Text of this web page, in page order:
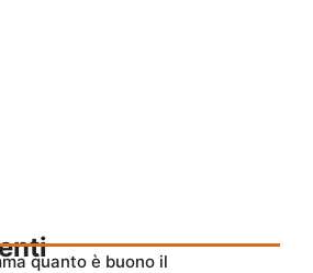
quanto è buono il